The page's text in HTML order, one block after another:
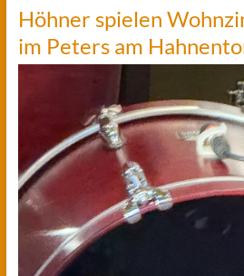
Höhner spielen
im Peters am